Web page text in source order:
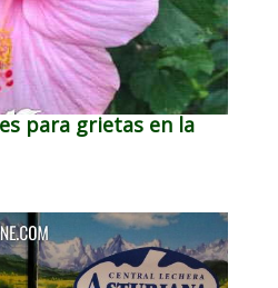
para grietas en la